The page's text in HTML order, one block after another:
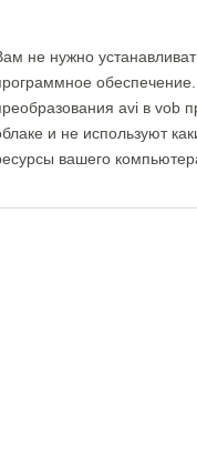
не нужно
avi в vob
и не используют
вашего